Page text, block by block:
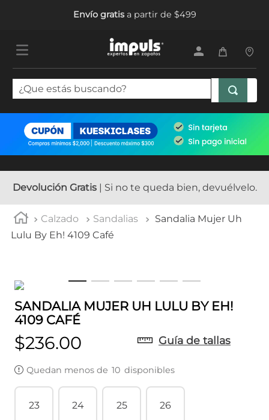
Envío gratisa partir de $499
¿Que estás buscando?
Devolución Gratis| Si no te queda bien, devuélvelo.
Calzado Sandalias
Sandalia Mujer Uh
Lulu By Eh! 4109 Café
SANDALIA MUJER UH LULU BY EH!
4109 CAFÉ
$236.00 Guía de tallas
Quedan menos de 10 disponibles
23 24 25 26
TÉRMINOS MÁS BUSCADOS
.
tenis mujer
tenis hombre
5. tenis